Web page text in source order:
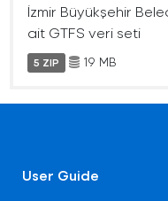
İzmir Büyükşehir
ait GTFS veri seti
5 ZIP 19 MB
User Guide